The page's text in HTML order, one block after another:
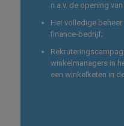
n.a.v. de opening
Het volledige
finance-bedrijf;
winkelmanagers in
een winkelketen in